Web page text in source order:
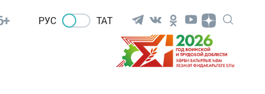
РУС ТАТ